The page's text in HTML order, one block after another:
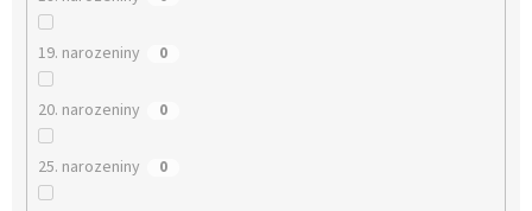
19. narozeniny 0
20. narozeniny 0
25. narozeniny 0